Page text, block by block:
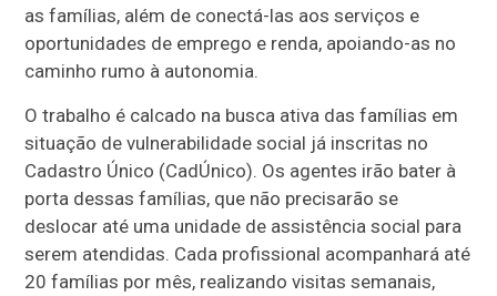
as famílias, além de conectá-las aos serviços e
oportunidades de emprego e renda, apoiando-as no
caminho rumo à autonomia.
O trabalho é calcado na busca ativa das famílias em
situação de vulnerabilidade social já inscritas no
Cadastro Único (CadÚnico). Os agentes irão bater à
porta dessas famílias, que não precisarão se
deslocar até uma unidade de assistência social para
serem atendidas. Cada profissional acompanhará até
20 famílias por mês, realizando visitas semanais,